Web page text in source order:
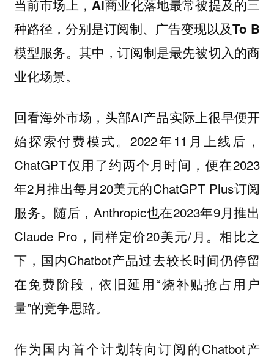
当前市场上， AI商业化落地最常被提及的三
种路径，分别是订阅制、广告变现以及To B
模型服务。其中，订阅制是最先被切入的商
业化场景。
回看海外市场，头部AI产品实际上很早便开
始探索付费模式。2022年11月上线后，
ChatGPT仅用了约两个月时间，便在2023
年2月推出每月20美元的ChatGPT Plus订阅
服务。随后，Anthropic也在2023年9月推出
Claude Pro，同样定价20美元/月。相比之
下，国内Chatbot产品过去较长时间仍停留
在免费阶段，依旧延用“烧补贴抢占用户
量”的竞争思路。
作为国内首个计划转向订阅的Chatbot产